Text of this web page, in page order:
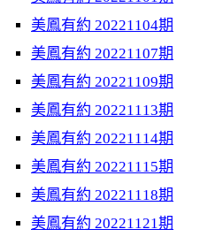
美鳳有約 20221104期
美鳳有約 20221107期
美鳳有約 20221109期
美鳳有約 20221113期
美鳳有約 20221114期
美鳳有約 20221115期
美鳳有約 20221118期
美鳳有約 20221121期